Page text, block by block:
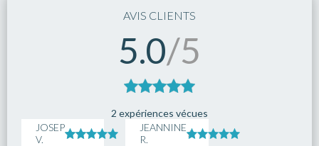
AVIS CLIENTS
5.0/5
2 expériences vécues
JOSEP
V.
JEANNINE
R.